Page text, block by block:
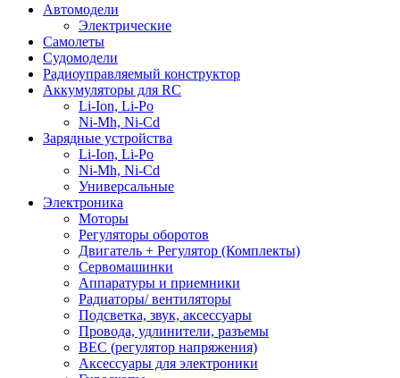
Автомодели
Электрические
Самолеты
Судомодели
Радиоуправляемый конструктор
Аккумуляторы для RC
Li-Ion, Li-Po
Ni-Mh, Ni-Cd
Зарядные устройства
Li-Ion, Li-Po
Ni-Mh, Ni-Cd
Универсальные
Электроника
Моторы
Регуляторы оборотов
Двигатель + Регулятор (Комплекты)
Сервомашинки
Аппаратуры и приемники
Радиаторы/ вентиляторы
Подсветка, звук, аксессуары
Провода, удлинители, разъемы
BEC (регулятор напряжения)
Аксессуары для электроники